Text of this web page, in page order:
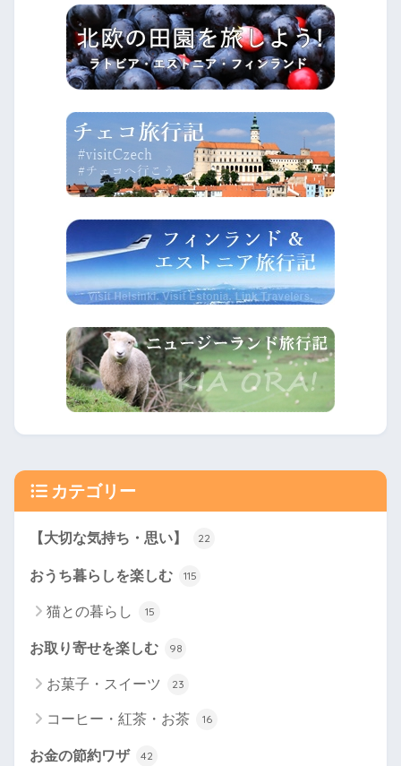
カテゴリー
【大切な気持ち・思い】 22
おうち暮らしを楽しむ 115
猫との暮らし 15
お取り寄せを楽しむ 98
お菓子・スイーツ 23
コーヒー・紅茶・お茶 16
お金の節約ワザ 42